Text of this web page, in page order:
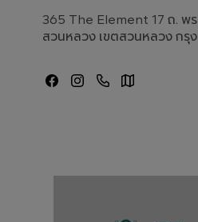
365 The Element 17 ถ. พร
สวนหลวง เขตสวนหลวง กรุ